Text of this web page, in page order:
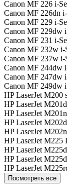
Canon MF 226 i-
Canon MF 226dn
Canon MF 229 i-
Canon MF 229dw
Canon MF 231 i-
Canon MF 232w i-
Canon MF 237w i-
Canon MF 244dw
Canon MF 247dw
Canon MF 249dw
HP LaserJet M200
HP LaserJet
HP LaserJet
HP LaserJet
HP LaserJet
HP LaserJet M225
HP LaserJet
HP LaserJet
HP LaserJet
Посмотреть все